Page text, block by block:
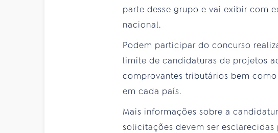
parte desse grupo e vai exibir com
nacional.
Podem participar do concurso
limite de candidaturas de projetos
comprovantes tributários bem
em cada país.
Mais informações sobre a
solicitações devem ser